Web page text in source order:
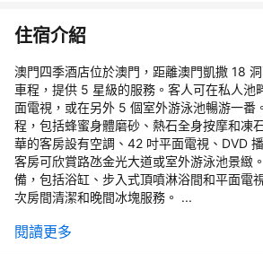
住宿介紹
澳門四季酒店位於澳門，距離澳門凱撒 18
車程，提供 5 星級的服務。客人可在私人池
面電視，或在另外 5 個室外游泳池暢游一番
程，包括蜂蜜身體磨砂、熱石全身按摩和凍
華的客房設有空調、42 吋平面電視、DVD
客房可欣賞路氹金光大道或室外游泳池景緻
備，包括浴缸、步入式頂噴淋浴間和平面電
次房間清潔和晚間冰塊服務。 ...
閱讀更多